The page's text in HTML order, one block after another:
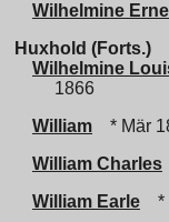
Wilhelmine
Huxhold (Forts.)
Wilhelmine
1866
William
* Mär
William Charles
William Earle
*